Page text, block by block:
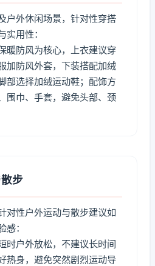
户外休闲场景，针对性穿搭
实用性：
暖防风为核心，上衣建议穿
加防风外套，下装搭配加绒
部选择加绒运动鞋；配饰方
围巾、手套，避免头部、颈
步
对性户外运动与散步建议如
：
时户外放松，不建议长时间
热身，避免突然剧烈运动导